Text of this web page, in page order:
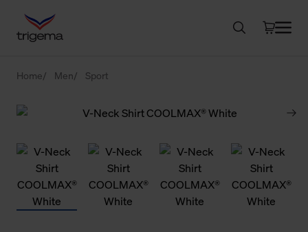
Home Men Sport